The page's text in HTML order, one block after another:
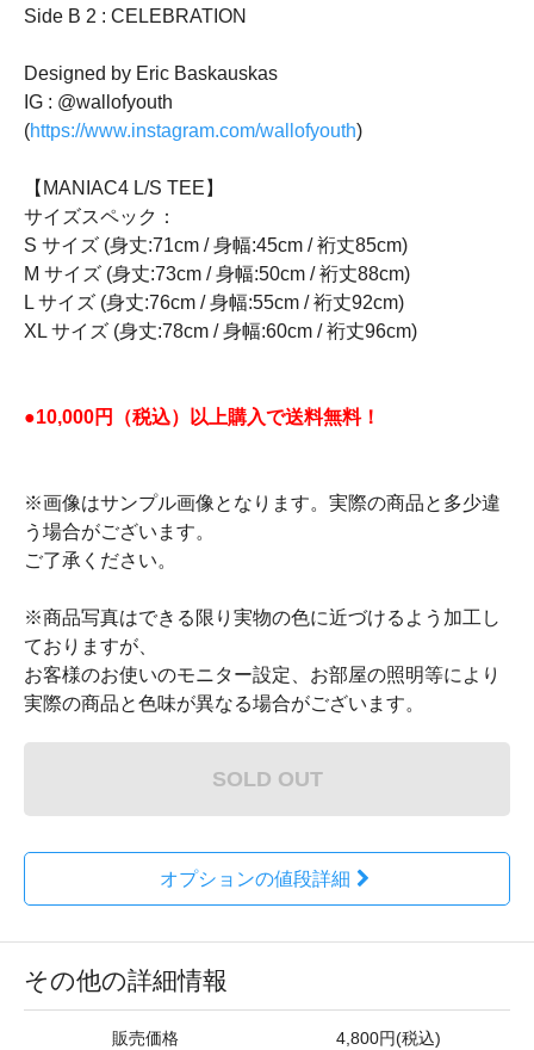
Side B 2 : CELEBRATION
Designed by Eric Baskauskas
IG : @wallofyouth
(https://www.instagram.com/wallofyouth)
【MANIAC4 L/S TEE】
サイズスペック：
S サイズ (身丈:71cm / 身幅:45cm / 裄丈85cm)
M サイズ (身丈:73cm / 身幅:50cm / 裄丈88cm)
L サイズ (身丈:76cm / 身幅:55cm / 裄丈92cm)
XL サイズ (身丈:78cm / 身幅:60cm / 裄丈96cm)
●10,000円（税込）以上購入で送料無料！
※画像はサンプル画像となります。実際の商品と多少違
う場合がございます。
ご了承ください。
※商品写真はできる限り実物の色に近づけるよう加工し
ておりますが、
お客様のお使いのモニター設定、お部屋の照明等により
実際の商品と色味が異なる場合がございます。
SOLD OUT
オプションの値段詳細
その他の詳細情報
販売価格 4,800円(税込)